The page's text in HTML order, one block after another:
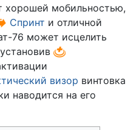
хорошей мобильностью,
Спринт и отличной
76 может исцелить
визор винтовка
наводится на его